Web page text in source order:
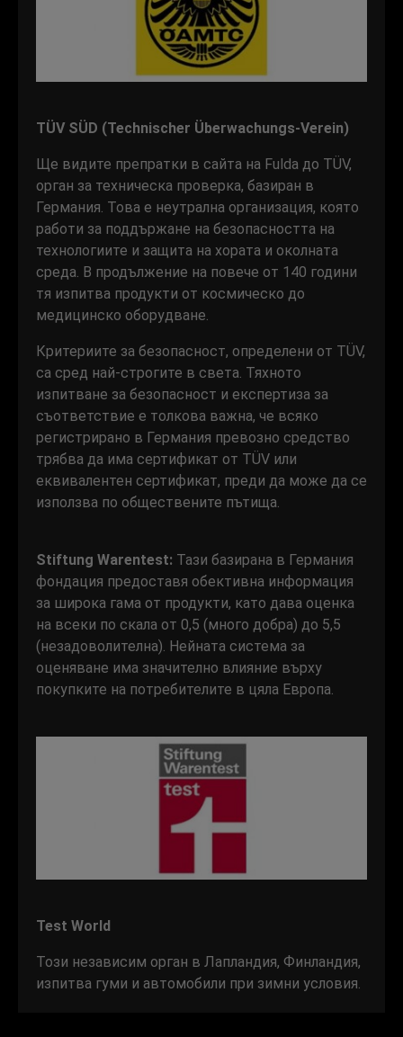
TÜV SÜD (Technischer Überwachungs-Verein)
Ще видите препратки в сайта на Fulda до TÜV,
орган за техническа проверка, базиран в
Германия. Това е неутрална организация, която
работи за поддържане на безопасността на
технологиите и защита на хората и околната
среда. В продължение на повече от 140 години
тя изпитва продукти от космическо до
медицинско оборудване.
Критериите за безопасност, определени от TÜV,
са сред най-строгите в света. Тяхното
изпитване за безопасност и експертиза за
съответствие е толкова важна, че всяко
регистрирано в Германия превозно средство
трябва да има сертификат от TÜV или
еквивалентен сертификат, преди да може да се
използва по обществените пътища.
Stiftung Warentest: Тази базирана в Германия
фондация предоставя обективна информация
за широка гама от продукти, като дава оценка
на всеки по скала от 0,5 (много добра) до 5,5
(незадоволителна). Нейната система за
оценяване има значително влияние върху
покупките на потребителите в цяла Европа.
Test World
Този независим орган в Лапландия, Финландия,
изпитва гуми и автомобили при зимни условия.